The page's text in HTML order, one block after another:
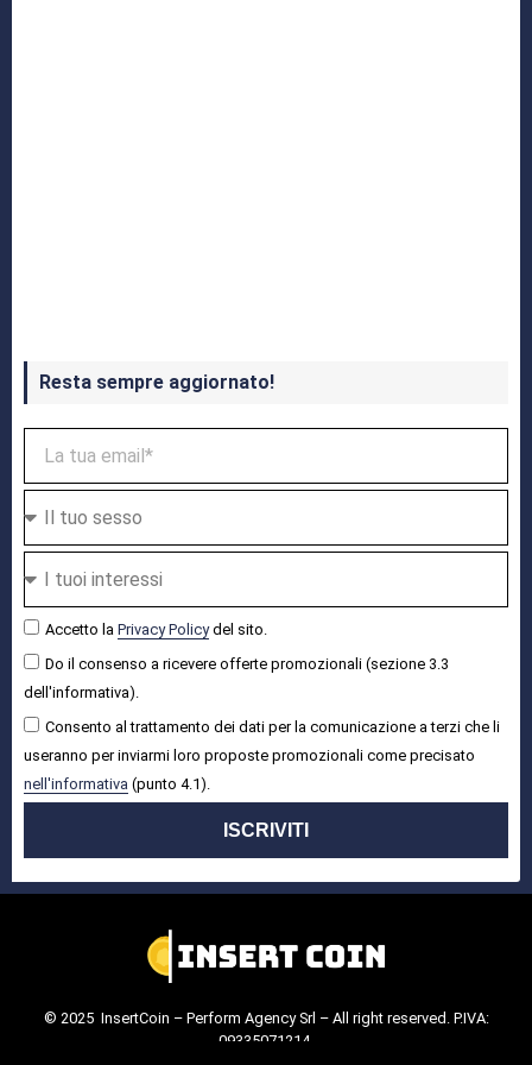
Resta sempre aggiornato!
Accetto la Privacy Policydel sito.
Do il consenso a ricevere offerte promozionali (sezione 3.3
dell'informativa).
Consento al trattamento dei dati per la comunicazione a terzi che li
useranno per inviarmi loro proposte promozionali come precisato
nell'informativa (punto 4.1).
ISCRIVITI
© 2025 InsertCoin – Perform Agency Srl – All right reserved. P.IVA:
09335071214.